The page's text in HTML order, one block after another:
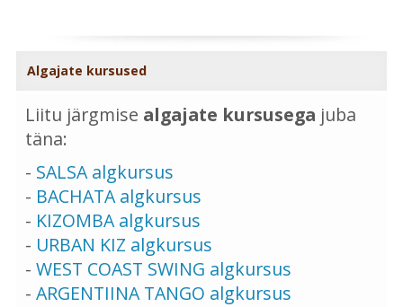
Algajate kursused
Liitu järgmise algajate kursusega juba
täna:
- SALSA algkursus
- BACHATA algkursus
- KIZOMBA algkursus
- URBAN KIZ algkursus
- WEST COAST SWING algkursus
- ARGENTIINA TANGO algkursus